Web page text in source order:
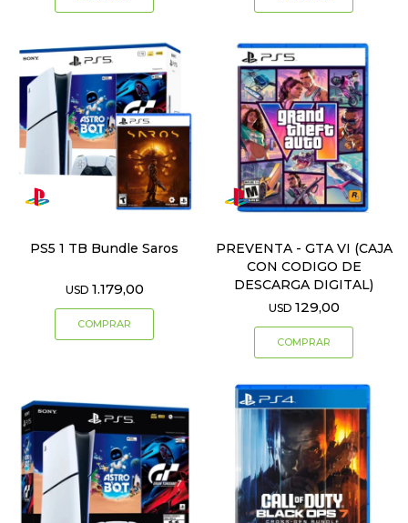
PS5 1 TB Bundle Saros
USD 1.179,00
PREVENTA - GTA VI (CAJA
CON CODIGO DE
DESCARGA DIGITAL)
USD 129,00